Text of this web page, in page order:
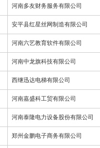
河南多友财务服务有限公司
安平县红星丝网制造有限公司
河南六艺教育软件有限公司
河南中龙旗科技有限公司
西继迅达电梯有限公司
河南嘉盛科工贸有限公司
河南泰隆电力设备股份有限公司
郑州金鹏电子商务有限公司